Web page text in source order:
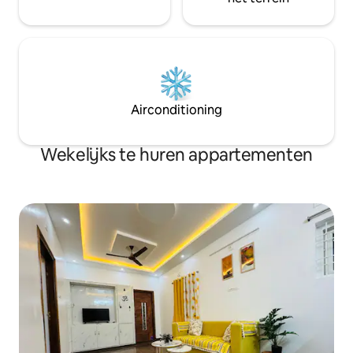
Airconditioning
Wekelijks te huren appartementen